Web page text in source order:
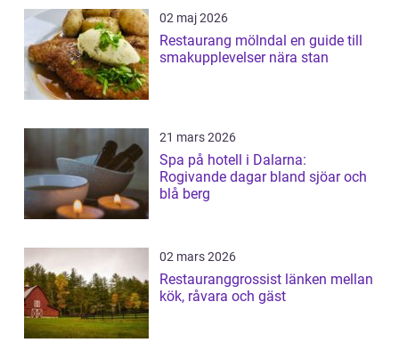
02 maj 2026
Restaurang mölndal en guide till
smakupplevelser nära stan
21 mars 2026
Spa på hotell i Dalarna:
Rogivande dagar bland sjöar och
blå berg
02 mars 2026
Restauranggrossist länken mellan
kök, råvara och gäst